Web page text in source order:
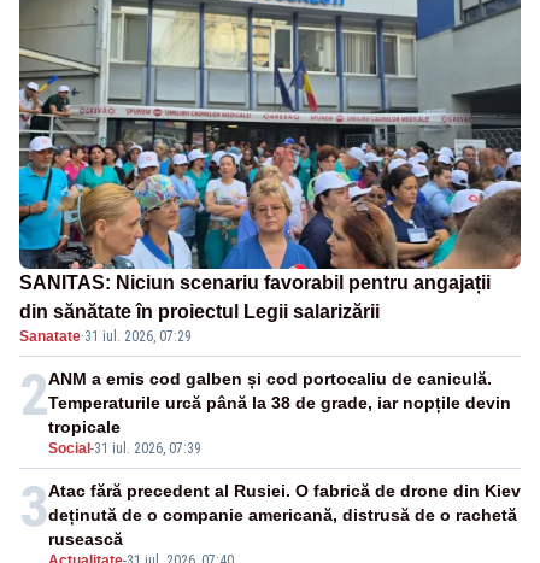
SANITAS: Niciun scenariu favorabil pentru angajații
din sănătate în proiectul Legii salarizării
Sanatate·31 iul. 2026, 07:29
2
Social -31 iul. 2026, 07:39
ANM a emis cod galben și cod portocaliu de caniculă.
Temperaturile urcă până la 38 de grade, iar nopțile devin
tropicale
3Atac fără precedent al Rusiei. O fabrică de drone din Kiev
deținută de o companie americană, distrusă de o rachetă
rusească